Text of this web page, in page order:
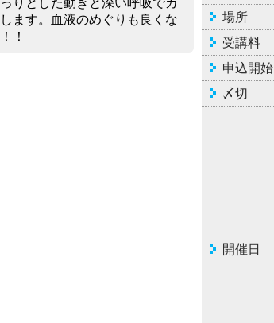
りとした動きと深い呼吸でカ
ます。血液のめぐりも良くな
！
場所
受講料
申込開始
〆切
開催日